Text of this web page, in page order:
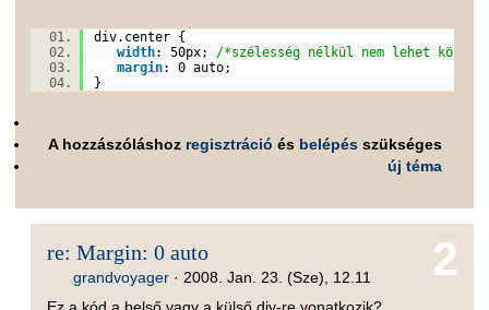
div. center {
width:50px; /*szélesség nélkül nem lehet
margin:0 auto;
}
A hozzászóláshoz regisztráció és belépés szükséges
új téma
2
re: Margin: 0 auto
grandvoyager· 2008. Jan. 23. (Sze), 12.11